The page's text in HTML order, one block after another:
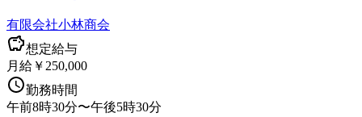
有限会社小林商会
想定給与
月給￥250,000
勤務時間
午前8時30分〜午後5時30分